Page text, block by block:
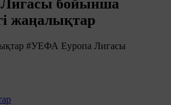
бойынша
жаңалықтар
#УЕФА Еуропа Лигасы